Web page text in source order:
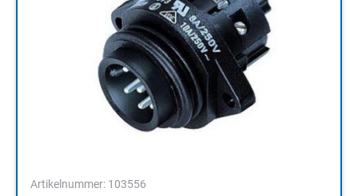
Artikelnummer: 103556